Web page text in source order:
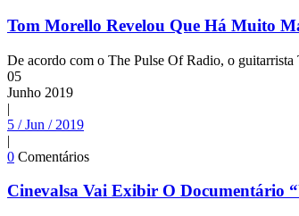
Tom Morello Revelou Que Há Muito
De acordo com o The Pulse Of Radio, o
05
Junho 2019
|
5 / Jun / 2019
|
0 Comentários
Cinevalsa Vai Exibir O Documentário